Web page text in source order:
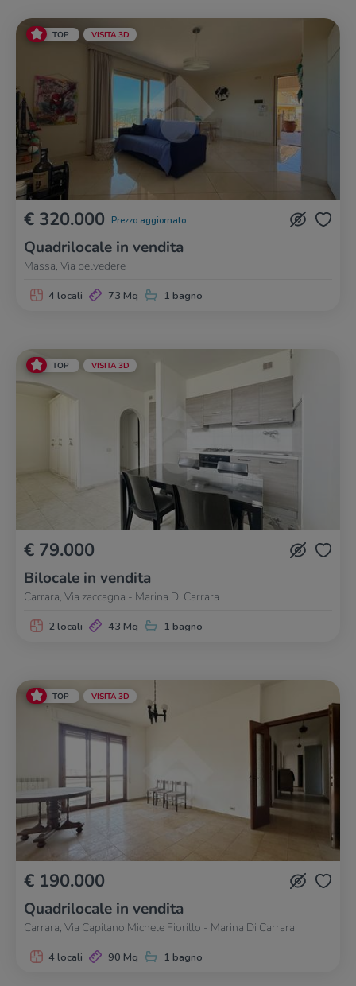
TOP VISITA 3D
€ 320.000 Prezzo aggiornato
Quadrilocale in vendita
Massa, Via belvedere
4 locali 73 Mq 1 bagno
TOP VISITA 3D
€ 79.000
Bilocale in vendita
Carrara, Via zaccagna - Marina Di Carrara
2 locali 43 Mq 1 bagno
TOP VISITA 3D
€ 190.000
Quadrilocale in vendita
Carrara, Via Capitano Michele Fiorillo - Marina Di Carrara
4 locali 90 Mq 1 bagno